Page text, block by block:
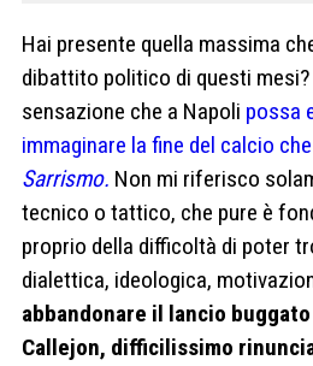
Hai presente quella massima
dibattito politico di questi mesi?
sensazione che a Napoli possa
immaginare la fine del calcio
Sarrismo. Non mi riferisco
tecnico o tattico, che pure è
proprio della difficoltà di poter
dialettica, ideologica,
abbandonare il lancio
Callejon, difficilissimo